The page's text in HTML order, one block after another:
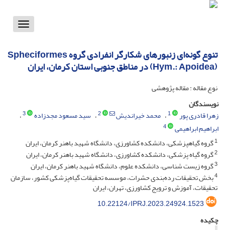
Toggle
تنوع گونه‌‌ای زنبور‌های شکارگر انفرادی گروه Spheciformes
(Hym.: Apoidea) در مناطق جنوبی استان کرمان، ایران
نوع مقاله : مقاله پژوهشی
نویسندگان
زهرا قادری پور
1 محمد خیراندیش 2 سید مسعود مجدزاده 3
ابراهیم ابراهیمی
4
1گروه گیاهپزشکی، دانشکده کشاورزی، دانشگاه شهید باهنر کرمان، ایران
2گروه گیاه پزشکی، دانشکده کشاورزی، دانشگاه شهید باهنر کرمان، ایران
3گروه زیست شناسی، دانشکده علوم، دانشگاه شهید باهنر کرمان، ایران
4بخش تحقیقات رده‌بندی حشرات، موسسه تحقیقات گیاه‌پزشکی کشور، سازمان
تحقیقات، آموزش و ترویج کشاورزی، تهران، ایران
10.22124/IPRJ.2023.24924.1523
چکیده